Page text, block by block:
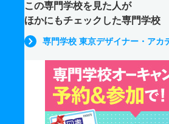
この専門学校を見た人が
ほかにもチェックした専門学校
専門学校 東京デザイナー・アカ